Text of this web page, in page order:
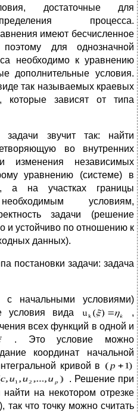
достаточные для
процесса.
имеют бесчисленное
для однозначной
необходимо к уравнению
дополнительные условия.
так называемых краевых
которые зависят от типа
звучит так: найти
во внутренних
изменения независимых
уравнению (системе) в
а на участках границы
условиям,
задачи (решение
и устойчиво по отношению к
данных).
постановки задачи: задача
начальными условиями)
условия вида
,
всех функций в одной и
. Это условие можно
координат начальной
кривой в
. Решение при
на некотором отрезке
), так что точку можно считать